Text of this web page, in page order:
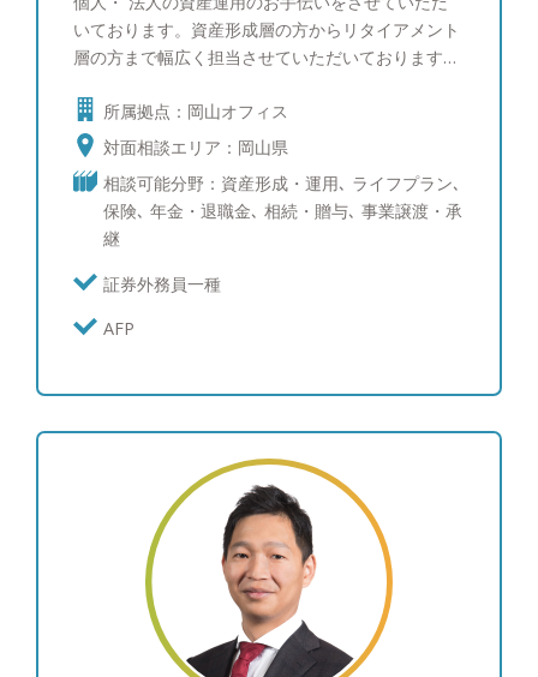
いております。資産形成層の方からリタイアメント
層の方まで幅広く担当させていただいております。
ただくことが多くなっており、お子様の教育資金の
ことから将来設計そして相続対策まで相談内容も多
岐にわたるアドバイスをさせていただいておりま
す。また各士業と連携しておりますのでワンストッ
プでご相談を解決することが可能です。相談料無料
ですのでお気軽にご相談ください。
所属拠点：岡山オフィス
対面相談エリア：岡山県
相談可能分野：資産形成・運用､ ライフプラン､
保険､ 年金・退職金､ 相続・贈与､ 事業譲渡・承
継
証券外務員一種
AFP